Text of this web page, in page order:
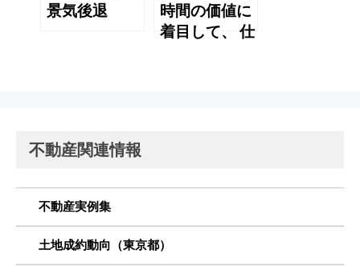
景気後退
時間の価値に
着目して、 仕
不動産関連情報
不動産実例集
土地成約動向（東京都）